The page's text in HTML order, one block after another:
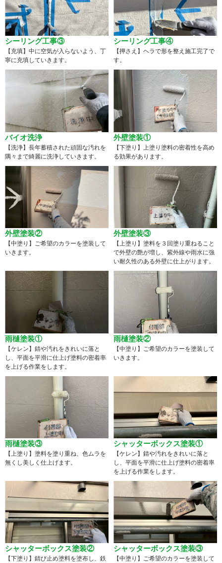
シーリング工事③
【充填】中に空気が入らないよう、丁
寧に充填していきます。
シーリング工事④
【押さえ】ヘラで形を整え施工完了で
す。
バイオ洗浄
【洗浄】長年蓄積された頑固な汚れを
隅々まで綺麗に洗浄していきます。
外壁塗装①
【下塗り】上塗り塗料の密着性を高め
る効果があります。
外壁塗装②
【中塗り】ご希望のカラーを塗装して
いきます。
外壁塗装③
【上塗り】塗料を３回塗り重ねること
で外壁の艶が増し、紫外線や雨水に強
い耐久性のある外壁に仕上がります。
雨樋塗装①
【ケレン】錆や汚れをきれいに落と
し、平面を平滑に仕上げ塗料の密着率
を上げる作業をします。
雨樋塗装②
【中塗り】ご希望のカラーを塗装して
いきます。
雨樋塗装③
【上塗り】塗料を塗り重ね、色ムラを
無くし美しく仕上げます。
シャッターボックス塗装①
【ケレン】錆や汚れをきれいに落と
し、平面を平滑に仕上げ塗料の密着率
を上げる作業をします。
シャッターボックス塗装②
【下塗り】錆び止め塗料を塗布し、鉄
シャッターボックス塗装③
【中塗り】ご希望のカラーを塗装して